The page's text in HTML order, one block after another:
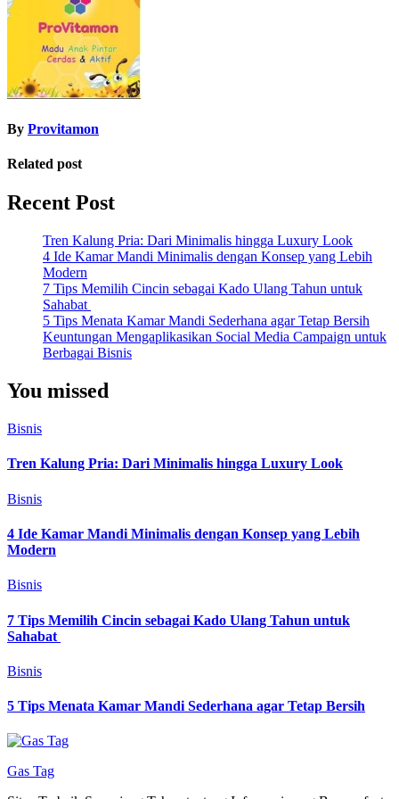
By Provitamon
Related post
Recent Post
Tren Kalung Pria: Dari Minimalis hingga Luxury Look
4 Ide Kamar Mandi Minimalis dengan Konsep yang Lebih
Modern
7 Tips Memilih Cincin sebagai Kado Ulang Tahun untuk
Sahabat
5 Tips Menata Kamar Mandi Sederhana agar Tetap Bersih
Keuntungan Mengaplikasikan Social Media Campaign untuk
Berbagai Bisnis
You missed
Bisnis
Tren Kalung Pria: Dari Minimalis hingga Luxury Look
Bisnis
4 Ide Kamar Mandi Minimalis dengan Konsep yang Lebih
Modern
Bisnis
7 Tips Memilih Cincin sebagai Kado Ulang Tahun untuk
Sahabat
Bisnis
5 Tips Menata Kamar Mandi Sederhana agar Tetap Bersih
Gas Tag